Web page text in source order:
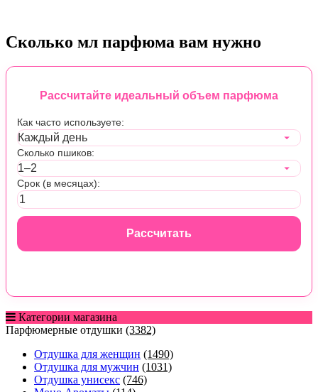
Сколько мл парфюма вам нужно
Рассчитайте идеальный объем парфюма
Как часто используете:
Сколько пшиков:
Срок (в месяцах):
Рассчитать
Категории магазина
Парфюмерные отдушки (3382)
Отдушка для женщин (1490)
Отдушка для мужчин (1031)
Отдушка унисекс (746)